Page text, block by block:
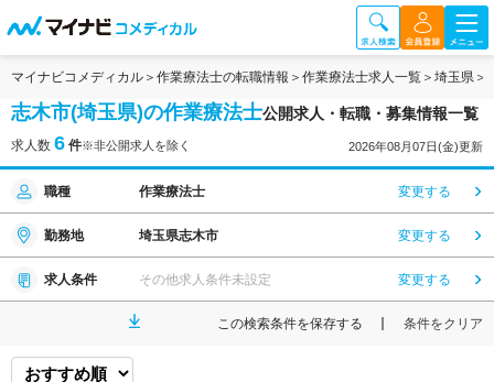
マイナビコメディカル 作業療法士の転職情報 作業療法士求人一覧 埼玉県
志木市(埼玉県)の作業療法士公開求人・転職・募集情報一覧
求人数 6 件※非公開求人を除く 2026年08月07日(金)更新
職種 作業療法士 変更する
勤務地 埼玉県志木市 変更する
求人条件 その他求人条件未設定 変更する
この検索条件を保存する 条件をクリア